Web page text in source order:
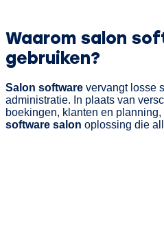
Waarom salon
gebruiken?
Salon software vervangt losse
administratie. In plaats van
boekingen, klanten en
software salon oplossing die